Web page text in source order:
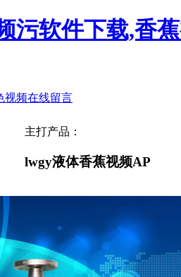
污软件下载,香
视频在线留言
主打产品：
lwgy液体香蕉视频APP黄色网